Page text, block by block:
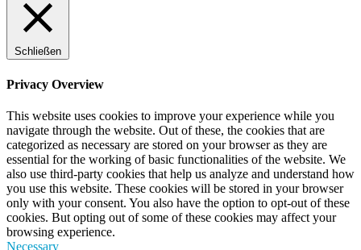
Schließen
Privacy Overview
This website uses cookies to improve your experience while you
navigate through the website. Out of these, the cookies that are
categorized as necessary are stored on your browser as they are
essential for the working of basic functionalities of the website. We
also use third-party cookies that help us analyze and understand how
you use this website. These cookies will be stored in your browser
only with your consent. You also have the option to opt-out of these
cookies. But opting out of some of these cookies may affect your
browsing experience.
Necessary